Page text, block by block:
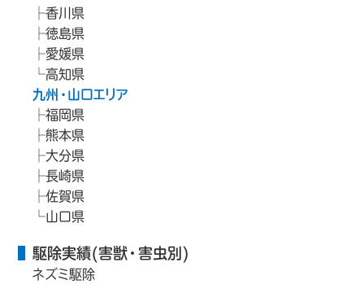
香川県
徳島県
愛媛県
高知県
九州・山口エリア
福岡県
熊本県
大分県
長崎県
佐賀県
山口県
駆除実績(害獣・害虫別)
ネズミ駆除